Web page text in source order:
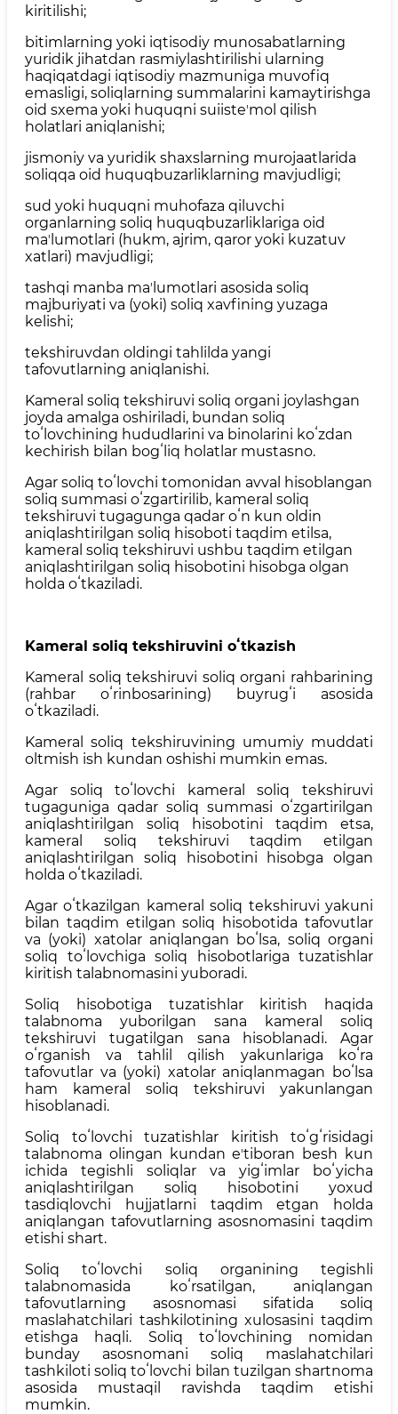
kiritilishi;
bitimlarning yoki iqtisodiy munosabatlarning
yuridik jihatdan rasmiylashtirilishi ularning
haqiqatdagi iqtisodiy mazmuniga muvofiq
emasligi, soliqlarning summalarini kamaytirishga
oid sxema yoki huquqni suiisteʼmol qilish
holatlari aniqlanishi;
jismoniy va yuridik shaxslarning murojaatlarida
soliqqa oid huquqbuzarliklarning mavjudligi;
sud yoki huquqni muhofaza qiluvchi
organlarning soliq huquqbuzarliklariga oid
maʼlumotlari (hukm, ajrim, qaror yoki kuzatuv
xatlari) mavjudligi;
tashqi manba maʼlumotlari asosida soliq
majburiyati va (yoki) soliq xavfining yuzaga
kelishi;
tekshiruvdan oldingi tahlilda yangi
tafovutlarning aniqlanishi.
Kameral soliq tekshiruvi soliq organi joylashgan
joyda amalga oshiriladi, bundan soliq
toʻlovchining hududlarini va binolarini koʻzdan
kechirish bilan bogʻliq holatlar mustasno.
Agar soliq toʻlovchi tomonidan avval hisoblangan
soliq summasi oʻzgartirilib, kameral soliq
tekshiruvi tugagunga qadar oʻn kun oldin
aniqlashtirilgan soliq hisoboti taqdim etilsa,
kameral soliq tekshiruvi ushbu taqdim etilgan
aniqlashtirilgan soliq hisobotini hisobga olgan
holda oʻtkaziladi.
Kameral soliq tekshiruvini oʻtkazish
Kameral soliq tekshiruvi soliq organi rahbarining
(rahbar oʻrinbosarining) buyrugʻi asosida
oʻtkaziladi.
Kameral soliq tekshiruvining umumiy muddati
oltmish ish kundan oshishi mumkin emas.
Agar soliq toʻlovchi kameral soliq tekshiruvi
tugaguniga qadar soliq summasi oʻzgartirilgan
aniqlashtirilgan soliq hisobotini taqdim etsa,
kameral soliq tekshiruvi taqdim etilgan
aniqlashtirilgan soliq hisobotini hisobga olgan
holda oʻtkaziladi.
Agar oʻtkazilgan kameral soliq tekshiruvi yakuni
bilan taqdim etilgan soliq hisobotida tafovutlar
va (yoki) xatolar aniqlangan boʻlsa, soliq organi
soliq toʻlovchiga soliq hisobotlariga tuzatishlar
kiritish talabnomasini yuboradi.
Soliq hisobotiga tuzatishlar kiritish haqida
talabnoma yuborilgan sana kameral soliq
tekshiruvi tugatilgan sana hisoblanadi. Agar
oʻrganish va tahlil qilish yakunlariga koʻra
tafovutlar va (yoki) xatolar aniqlanmagan boʻlsa
ham kameral soliq tekshiruvi yakunlangan
hisoblanadi.
Soliq toʻlovchi tuzatishlar kiritish toʻgʻrisidagi
talabnoma olingan kundan eʼtiboran besh kun
ichida tegishli soliqlar va yigʻimlar boʻyicha
aniqlashtirilgan soliq hisobotini yoxud
tasdiqlovchi hujjatlarni taqdim etgan holda
aniqlangan tafovutlarning asosnomasini taqdim
etishi shart.
Soliq toʻlovchi soliq organining tegishli
talabnomasida koʻrsatilgan, aniqlangan
tafovutlarning asosnomasi sifatida soliq
maslahatchilari tashkilotining xulosasini taqdim
etishga haqli. Soliq toʻlovchining nomidan
bunday asosnomani soliq maslahatchilari
tashkiloti soliq toʻlovchi bilan tuzilgan shartnoma
asosida mustaqil ravishda taqdim etishi
mumkin.